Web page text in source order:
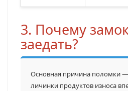
3. Почему
заедать?
Основная причина поломки
личинки продуктов износа